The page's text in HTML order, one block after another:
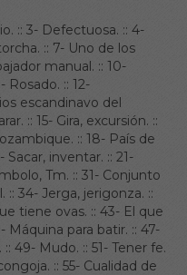
:: 3- Defectuosa. :: 4-
:: 7- Uno de los
manual. :: 10-
Rosado. :: 12-
escandinavo del
:: 15- Gira, excursión. ::
:: 18- País de
Sacar, inventar. :: 21-
Tm. :: 31- Conjunto
:: 34- Jerga, jerigonza. ::
tiene ovas. :: 43- El que
Máquina para batir. :: 47-
:: 49- Mudo. :: 51- Tener fe.
:: 55- Cualidad de